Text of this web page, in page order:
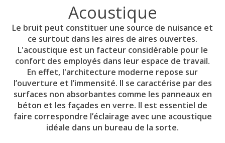
Acoustique
Le bruit peut constituer une source de nuisance et
ce surtout dans les aires de aires ouvertes.
L'acoustique est un facteur considérable pour le
confort des employés dans leur espace de travail.
En effet, l'architecture moderne repose sur
l’ouverture et l’immensité. Il se caractérise par des
surfaces non absorbantes comme les panneaux en
béton et les façades en verre. Il est essentiel de
faire correspondre l’éclairage avec une acoustique
idéale dans un bureau de la sorte.